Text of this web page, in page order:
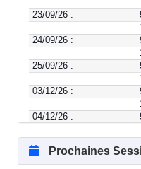
23/09/26 :
24/09/26 :
25/09/26 :
03/12/26 :
04/12/26 :
Prochaines